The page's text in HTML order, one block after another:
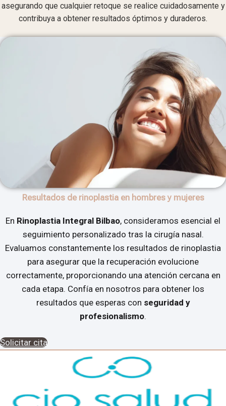
asegurando que cualquier retoque se realice cuidadosamente y
contribuya a obtener resultados óptimos y duraderos.
Resultados de rinoplastia en hombres y mujeres
En Rinoplastia Integral Bilbao, consideramos esencial el
seguimiento personalizado tras la cirugía nasal.
Evaluamos constantemente los resultados de rinoplastia
para asegurar que la recuperación evolucione
correctamente, proporcionando una atención cercana en
cada etapa. Confía en nosotros para obtener los
resultados que esperas con seguridad y
profesionalismo.
Solicitar cita